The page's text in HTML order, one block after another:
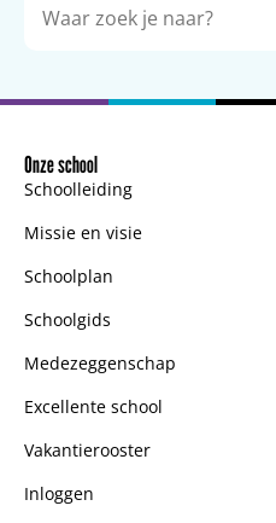
Onze school
Schoolleiding
Missie en visie
Schoolplan
Schoolgids
Medezeggenschap
Excellente school
Vakantierooster
Inloggen